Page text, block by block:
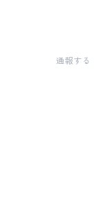
通報する